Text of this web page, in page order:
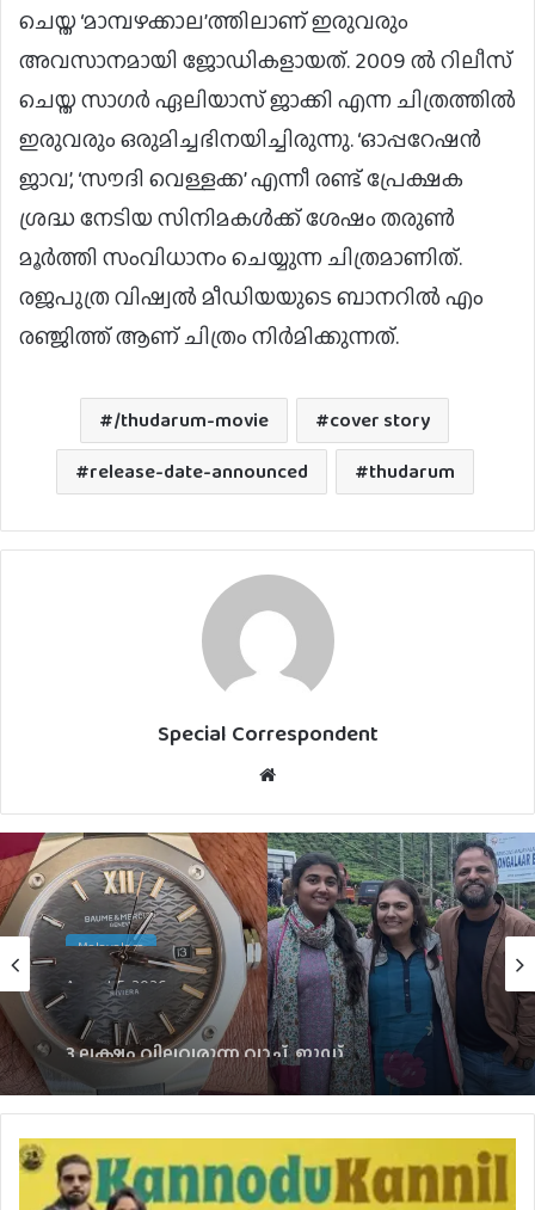
ചെയ്ത ‘മാമ്പഴക്കാല’ത്തിലാണ് ഇരുവരും
അവസാനമായി ജോഡികളായത്. 2009 ല്‍ റിലീസ്
ചെയ്ത സാഗര്‍ ഏലിയാസ് ജാക്കി എന്ന ചിത്രത്തില്‍
ഇരുവരും ഒരുമിച്ചഭിനയിച്ചിരുന്നു. ‘ഓപ്പറേഷന്‍
ജാവ’, ‘സൗദി വെള്ളക്ക’ എന്നീ രണ്ട് പ്രേക്ഷക
ശ്രദ്ധ നേടിയ സിനിമകള്‍ക്ക് ശേഷം തരുണ്‍
മൂര്‍ത്തി സംവിധാനം ചെയ്യുന്ന ചിത്രമാണിത്.
രജപുത്ര വിഷ്വല്‍ മീഡിയയുടെ ബാനറില്‍ എം
രഞ്ജിത്ത് ആണ് ചിത്രം നിര്‍മിക്കുന്നത്.
/thudarum-movie
cover story
release-date-announced
thudarum
Special Correspondent
Malayalam
August 5, 2026
3 ലക്ഷം വിലവരുന്ന വാച്ച്, ജൂഡ്
ആന്തണിയ്ക്ക് സുചിത്ര മോഹൻലാലിൻറെ
സ്നേഹ സമ്മാനം